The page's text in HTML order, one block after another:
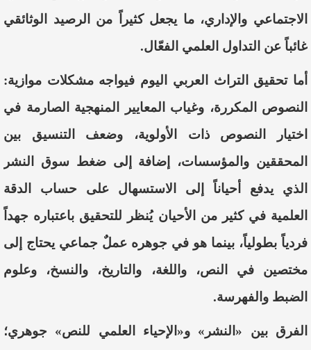
الاجتماعي والإداري، ما يجعل كثيراً من الرصيد الوثائقي
غائباً عن التداول العلمي الفعّال.
أما تحقيق التراث العربي اليوم فيواجه مشكلات موازية:
النصوص المكررة، وغياب المعايير المنهجية الصارمة في
اختيار النصوص ذات الأولوية، وضعف التنسيق بين
المحققين والمؤسسات، إضافة إلى ضغط سوق النشر
الذي يدفع أحياناً إلى الاستسهال على حساب الدقة
العلمية في كثير من الأحيان يُنظر للتحقيق باعتباره جهداً
فردياً بطولياً، بينما هو في جوهره عملٌ جماعي يحتاج إلى
مختصين في النص، واللغة، والتاريخ، والنسخ، وعلوم
الضبط والفهرسة.
الفرق بين «النشر» و«الإحياء العلمي للنص» جوهري؛